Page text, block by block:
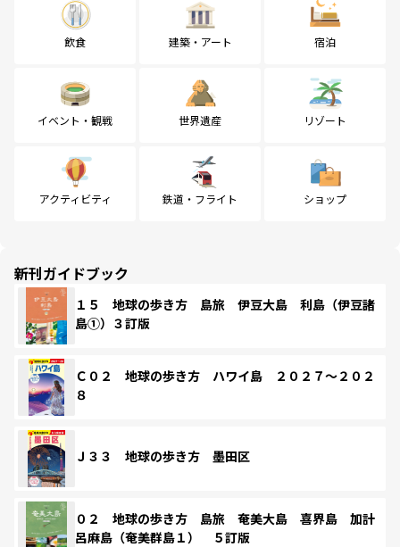
飲食 建築・アート 宿泊
イベント・観戦 世界遺産 リゾート
アクティビティ 鉄道・フライト ショップ
新刊ガイドブック
１５ 地球の歩き方 島旅 伊豆大島 利島（伊豆諸
島①）３訂版
Ｃ０２ 地球の歩き方 ハワイ島 ２０２７～２０２
８
Ｊ３３ 地球の歩き方 墨田区
０２ 地球の歩き方 島旅 奄美大島 喜界島 加計
呂麻島（奄美群島１） ５訂版